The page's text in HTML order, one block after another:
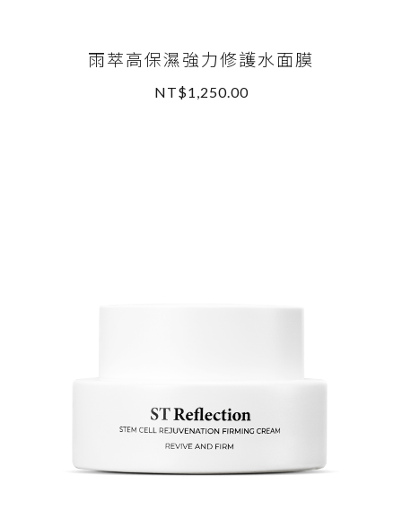
雨萃高保濕強力修護水面膜
NT$1,250.00